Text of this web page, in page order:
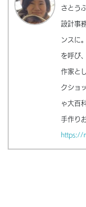
さとう
設計事
ンスに
を呼び
作家と
クショ
ゃ大百
手作り
https://